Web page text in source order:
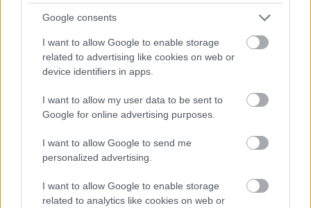
Google consents
I want to allow Google to enable storage
related to advertising like cookies on web or
device identifiers in apps.
I want to allow my user data to be sent to
Google for online advertising purposes.
I want to allow Google to send me
personalized advertising.
I want to allow Google to enable storage
related to analytics like cookies on web or
Egyes egészségi állapotok, például a cukorbetegség, a
vesebetegség, a pajzsmirigyproblémák és a perifériás
érbetegség is összefügghetnek a gyakori lábgörcsökkel.
Mit tehetsz, ha épp
begörcsölt a lábad?
Healthlineszerint több egyszerű módszer is segíthet a
kellemetlen érzés csökkentésében:
-masszírozd át a görcsös területet,